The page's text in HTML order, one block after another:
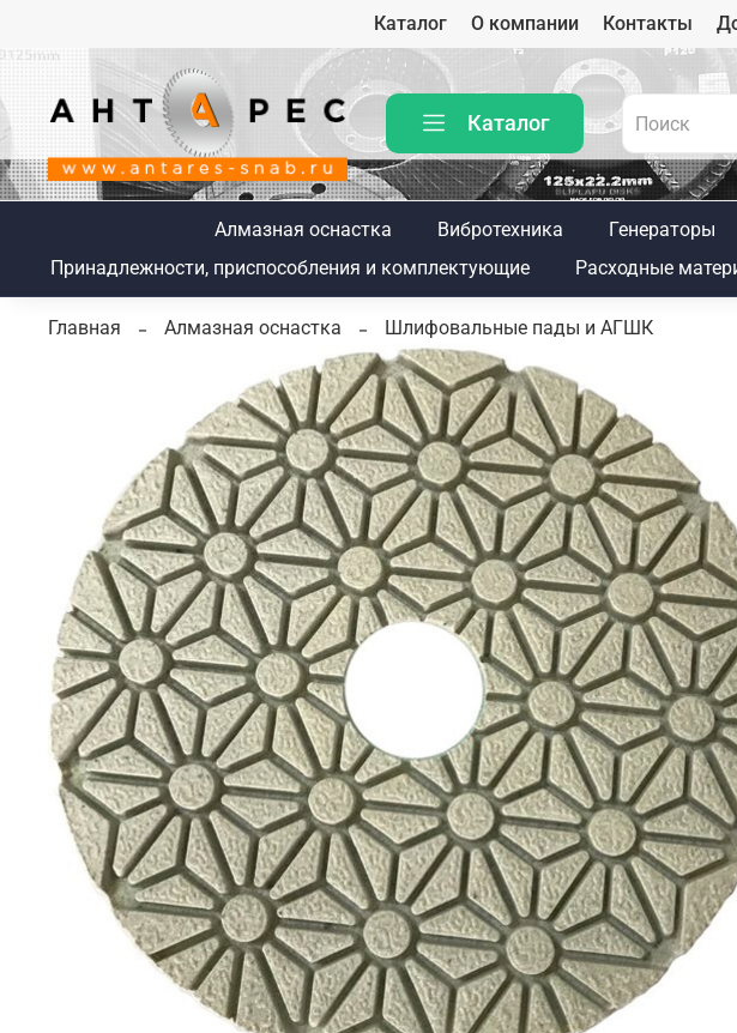
Каталог О компании Контакты
Каталог
Алмазная оснастка Вибротехника Генераторы
Принадлежности, приспособления и комплектующие
Расходные
Главная Алмазная оснастка Шлифовальные пады и АГШК